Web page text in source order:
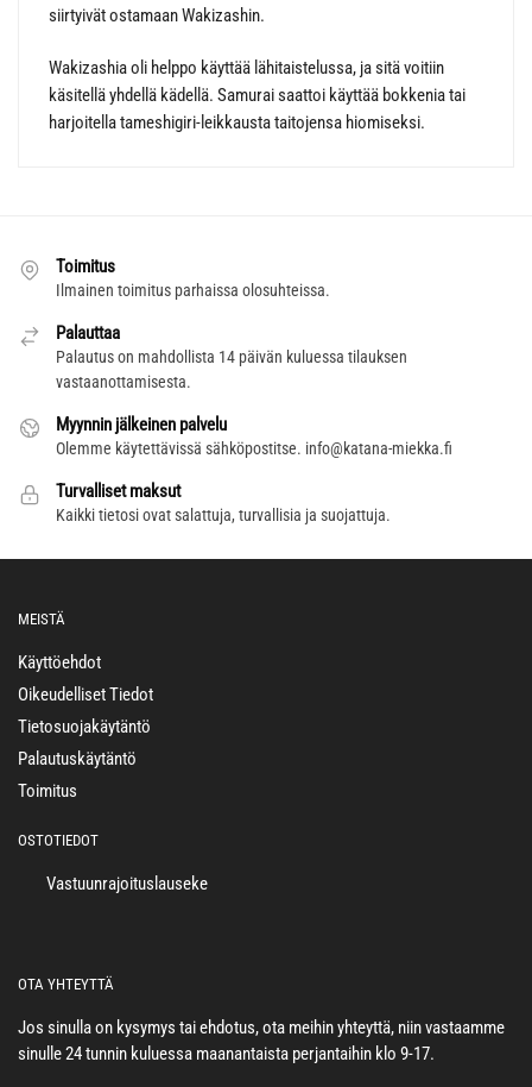
siirtyivät ostamaan Wakizashin.
Wakizashia oli helppo käyttää lähitaistelussa, ja sitä voitiin
käsitellä yhdellä kädellä. Samurai saattoi käyttää bokkenia tai
harjoitella tameshigiri-leikkausta taitojensa hiomiseksi.
Toimitus
Ilmainen toimitus parhaissa olosuhteissa.
Palauttaa
Palautus on mahdollista 14 päivän kuluessa tilauksen
vastaanottamisesta.
Myynnin jälkeinen palvelu
Olemme käytettävissä sähköpostitse. info@katana-miekka.fi
Turvalliset maksut
Kaikki tietosi ovat salattuja, turvallisia ja suojattuja.
MEISTÄ
Käyttöehdot
Oikeudelliset Tiedot
Tietosuojakäytäntö
Palautuskäytäntö
Toimitus
OSTOTIEDOT
Vastuunrajoituslauseke
OTA YHTEYTTÄ
Jos sinulla on kysymys tai ehdotus, ota meihin yhteyttä, niin vastaamme
sinulle 24 tunnin kuluessa maanantaista perjantaihin klo 9-17.